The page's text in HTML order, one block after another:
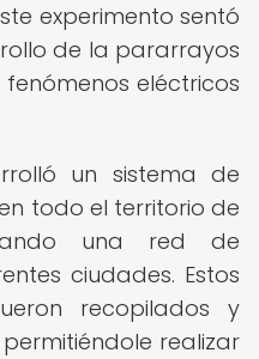
experimento sentó
de la pararrayos
eléctricos
un sistema de
todo el territorio de
una red de
ciudades. Estos
recopilados y
realizar